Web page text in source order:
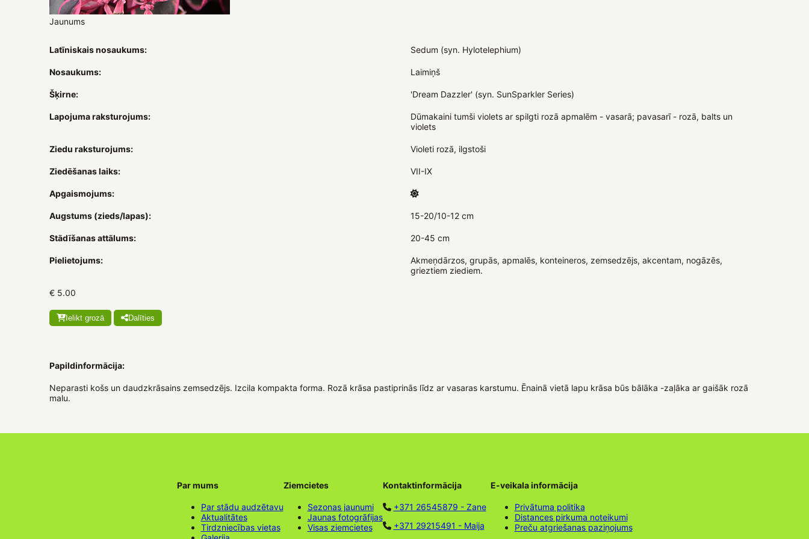
Jaunums
Latīniskais nosaukums: Sedum (syn. Hylotelephium)
Nosaukums: Laimiņš
Šķirne: 'Dream Dazzler' (syn. SunSparkler Series)
Lapojuma raksturojums:
Dūmakaini tumši violets ar spilgti rozā apmalēm - vasarā; pavasarī - rozā, balts un
violets
Ziedu raksturojums: Violeti rozā, ilgstoši
Ziedēšanas laiks: VII-IX
Apgaismojums:
Augstums (zieds/lapas): 15-20/10-12 cm
Stādīšanas attālums: 20-45 cm
Pielietojums:
Akmeņdārzos, grupās, apmalēs, konteineros, zemsedzējs, akcentam, nogāzēs,
grieztiem ziediem.
€ 5.00
Ielikt grozā Dalīties
Papildinformācija:
Neparasti košs un daudzkrāsains zemsedzējs. Izcila kompakta forma. Rozā krāsa pastiprinās līdz ar vasaras karstumu. Ēnainā vietā lapu krāsa būs bālāka -zaļāka ar gaišāk rozā
malu.
Par mums
Par stādu audzētavu
Aktualitātes
Tirdzniecības vietas
Ziemcietes
Sezonas jaunumi
Jaunas fotogrāfijas
Visas ziemcietes
Kontaktinformācija
+371 26545879 - Zane
+371 29215491 - Maija
E-veikala informācija
Privātuma politika
Distances pirkuma noteikumi
Preču atgriešanas paziņojums